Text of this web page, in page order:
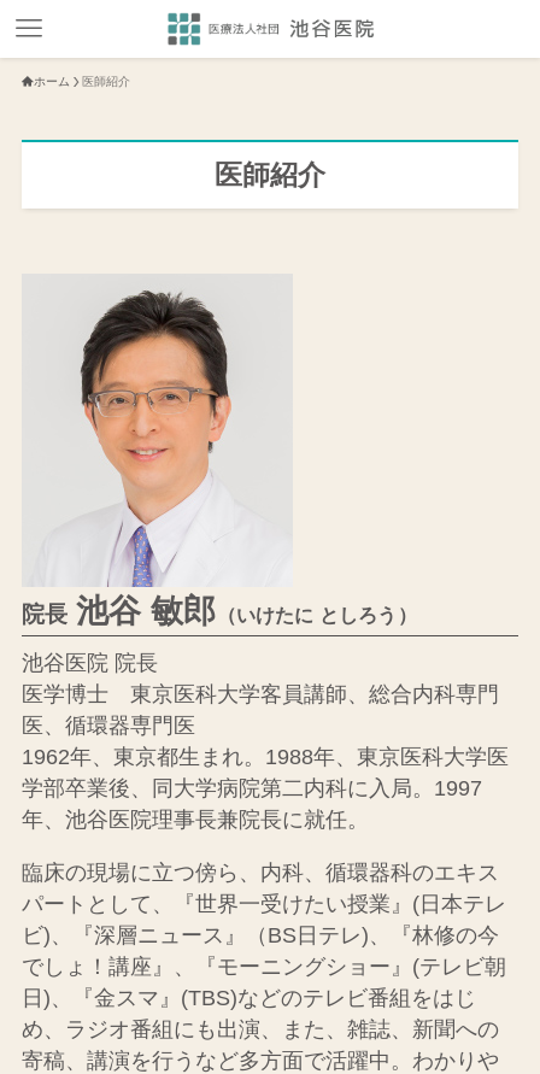
ホーム 医師紹介
医師紹介
院長 池谷 敏郎 （いけたに としろう）
池谷医院 院長
医学博士 東京医科大学客員講師、総合内科専門
医、循環器専門医
1962年、東京都生まれ。1988年、東京医科大学医
学部卒業後、同大学病院第二内科に入局。 1997
年、池谷医院理事長兼院長に就任。
臨床の現場に立つ傍ら、内科、循環器科のエキス
パートとして、
『世界一受けたい授業』(日本テレ
ビ)、『深層ニュース』（BS日テレ)、『林修の今
でしょ！講座』、
『モーニングショー』(テレビ朝
日)、『金スマ』(TBS)などのテレビ番組をはじ
め、
ラジオ番組にも出演、また、雑誌、新聞への
寄稿、講演を行うなど多方面で活躍中。 わかりや